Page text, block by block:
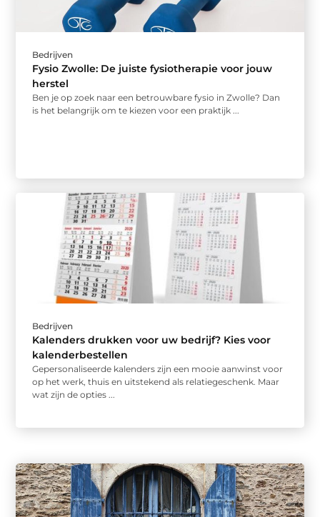
Bedrijven
Fysio Zwolle: De juiste fysiotherapie voor jouw
herstel
Ben je op zoek naar een betrouwbare fysio in Zwolle? Dan
is het belangrijk om te kiezen voor een praktijk ...
Bedrijven
Kalenders drukken voor uw bedrijf? Kies voor
kalenderbestellen
Gepersonaliseerde kalenders zijn een mooie aanwinst voor
op het werk, thuis en uitstekend als relatiegeschenk. Maar
wat zijn de opties ...